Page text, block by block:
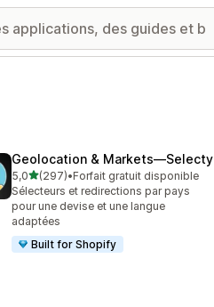
Geolocation & Markets—Selecty
5,0étoile(s) sur 5
(297)
297 avis au total
•Forfait gratuit disponible
Sélecteurs et redirections par pays
pour une devise et une langue
adaptées
Built for Shopify